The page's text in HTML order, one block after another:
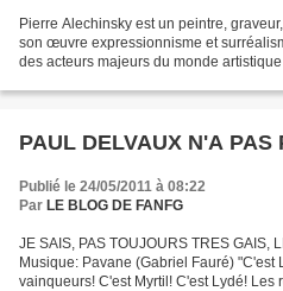
Pierre Alechinsky est un peintre,
son œuvre expressionnisme et
des acteurs majeurs du monde
PAUL DELVAUX N'A PAS
Publié le 24/05/2011 à 08:22
Par LE BLOG DE FANFG
JE SAIS, PAS TOUJOURS TRES GAIS,
Musique: Pavane (Gabriel Fauré) "C'est
vainqueurs! C'est Myrtil! C'est Lydé!